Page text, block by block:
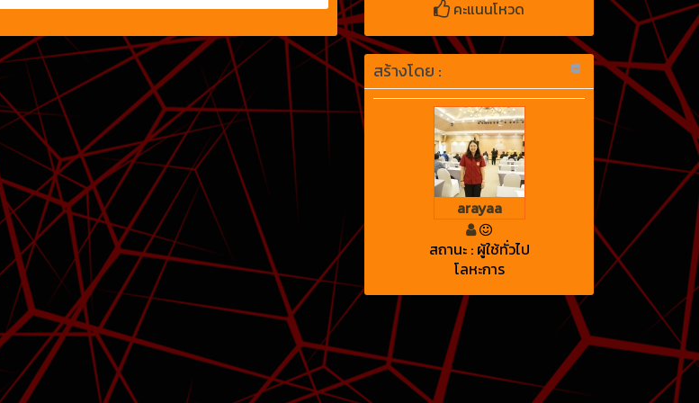
คะแนนโหวด
สร้างโดย :
arayaa
สถานะ : ผู้ใช้ทั่วไป
โลหะการ